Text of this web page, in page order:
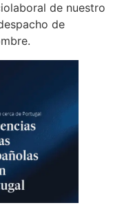
de nuestro
de